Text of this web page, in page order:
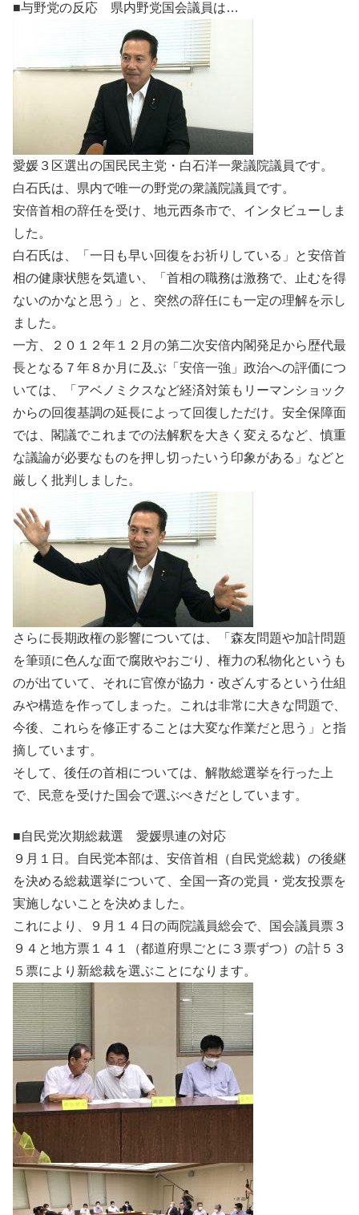
■与野党の反応 県内野党国会議員は…
愛媛３区選出の国民民主党・白石洋一衆議院議員です。
白石氏は、県内で唯一の野党の衆議院議員です。
安倍首相の辞任を受け、地元西条市で、インタビューしま
した。
白石氏は、「一日も早い回復をお祈りしている」と安倍首
相の健康状態を気遣い、「首相の職務は激務で、止むを得
ないのかなと思う」と、突然の辞任にも一定の理解を示し
ました。
一方、２０１２年１２月の第二次安倍内閣発足から歴代最
長となる７年８か月に及ぶ「安倍一強」政治への評価につ
いては、「アベノミクスなど経済対策もリーマンショック
からの回復基調の延長によって回復しただけ。安全保障面
では、閣議でこれまでの法解釈を大きく変えるなど、慎重
な議論が必要なものを押し切ったいう印象がある」などと
厳しく批判しました。
さらに長期政権の影響については、「森友問題や加計問題
を筆頭に色んな面で腐敗やおごり、権力の私物化というも
のが出ていて、それに官僚が協力・改ざんするという仕組
みや構造を作ってしまった。これは非常に大きな問題で、
今後、これらを修正することは大変な作業だと思う」と指
摘しています。
そして、後任の首相については、解散総選挙を行った上
で、民意を受けた国会で選ぶべきだとしています。
■自民党次期総裁選 愛媛県連の対応
９月１日。自民党本部は、安倍首相（自民党総裁）の後継
を決める総裁選挙について、全国一斉の党員・党友投票を
実施しないことを決めました。
これにより、９月１４日の両院議員総会で、国会議員票３
９４と地方票１４１（都道府県ごとに３票ずつ）の計５３
５票により新総裁を選ぶことになります。